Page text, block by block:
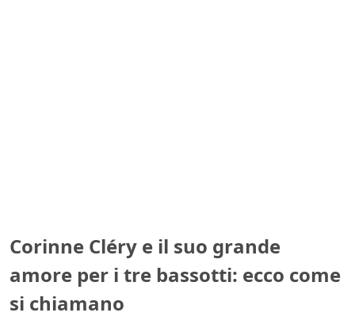
Corinne Cléry e il suo grande
amore per i tre bassotti: ecco come
si chiamano